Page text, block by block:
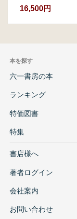
16,500円
本を探す
六一書房の本
ランキング
特価図書
特集
書店様へ
著者ログイン
会社案内
お問い合わせ